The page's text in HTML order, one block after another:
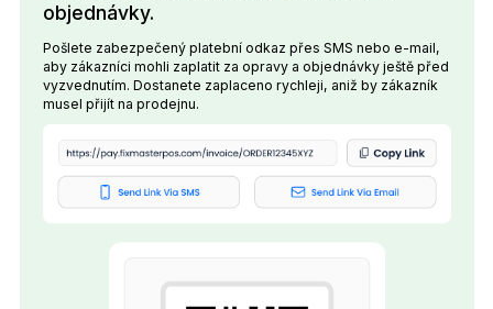
objednávky.
Pošlete zabezpečený platební odkaz přes SMS nebo e-mail,
aby zákazníci mohli zaplatit za opravy a objednávky ještě před
vyzvednutím. Dostanete zaplaceno rychleji, aniž by zákazník
musel přijít na prodejnu.